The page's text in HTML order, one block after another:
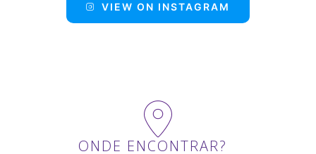
VIEW ON INSTAGRAM
ONDE ENCONTRAR?